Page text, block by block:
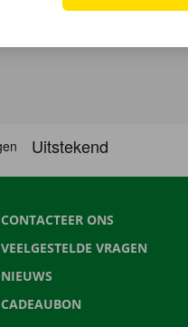
CONTACTEER ONS
VEELGESTELDE VRAGEN
NIEUWS
CADEAUBON